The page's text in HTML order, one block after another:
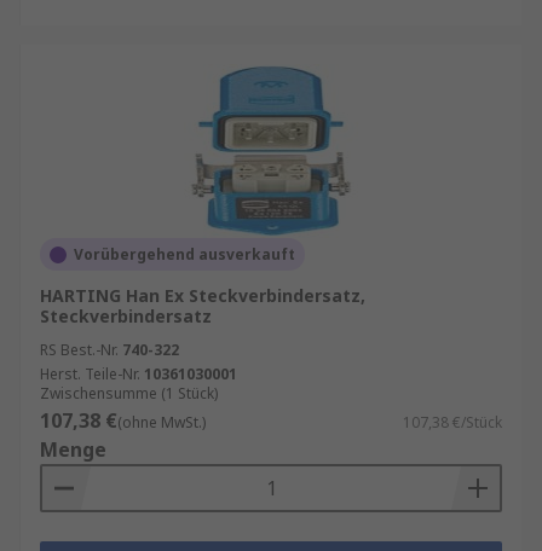
Vorübergehend ausverkauft
HARTING Han Ex Steckverbindersatz,
Steckverbindersatz
RS Best.-Nr. 740-322
Herst. Teile-Nr. 10361030001
Zwischensumme (1 Stück)
107,38 €(ohne MwSt.) 107,38 €/Stück
Menge